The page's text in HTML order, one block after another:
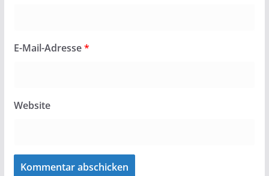
E-Mail-Adresse*
Website